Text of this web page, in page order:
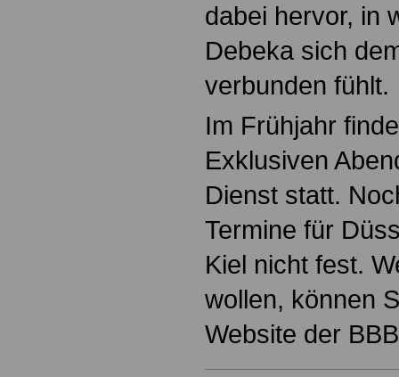
dabei hervor, in
Debeka sich
verbunden fühlt.
Im Frühjahr
Exklusiven
Dienst statt.
Termine für
Kiel nicht fest.
wollen, können
Website der